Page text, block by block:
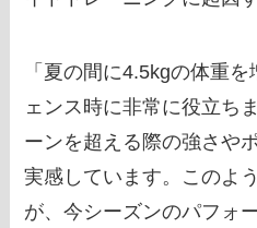
「夏の間に4.5kgの体重
ェンス時に非常に役立ち
ーンを超える際の強さや
実感しています。このよ
が、今シーズンのパフォ